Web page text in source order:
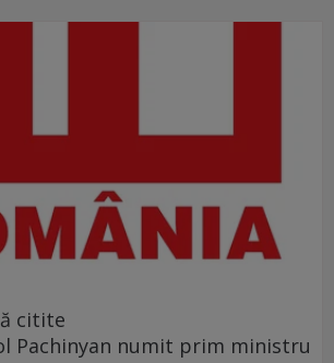
citite
Pachinyan numit prim ministru